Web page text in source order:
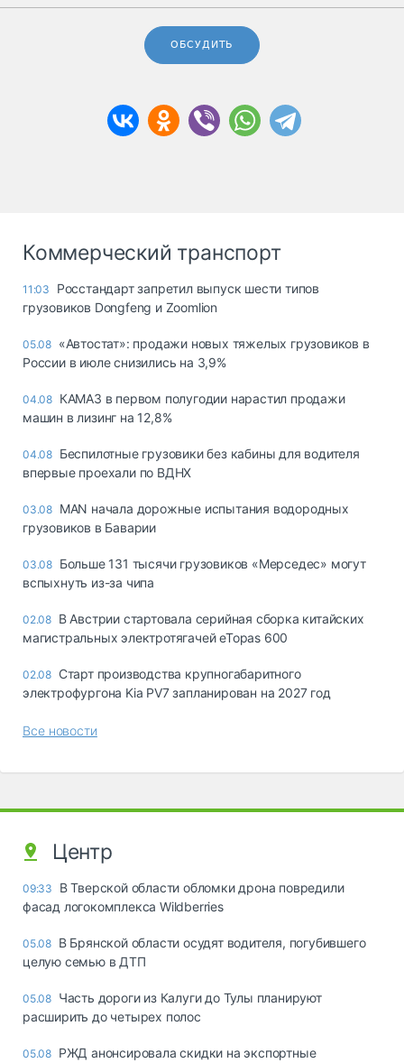
ОБСУДИТЬ
Коммерческий транспорт
11:03
Росстандарт запретил выпуск шести типов
грузовиков Dongfeng и Zoomlion
05.08 «Автостат»: продажи новых тяжелых грузовиков в
России в июле снизились на 3,9%
04.08 КАМАЗ в первом полугодии нарастил продажи
машин в лизинг на 12,8%
04.08 Беспилотные грузовики без кабины для водителя
впервые проехали по ВДНХ
03.08 MAN начала дорожные испытания водородных
грузовиков в Баварии
03.08 Больше 131 тысячи грузовиков «Мерседес» могут
вспыхнуть из-за чипа
02.08 В Австрии стартовала серийная сборка китайских
магистральных электротягачей eTopas 600
02.08 Старт производства крупногабаритного
электрофургона Kia PV7 запланирован на 2027 год
Все новости
Центр
09:33
В Тверской области обломки дрона повредили
фасад логокомплекса Wildberries
05.08 В Брянской области осудят водителя, погубившего
целую семью в ДТП
05.08 Часть дороги из Калуги до Тулы планируют
расширить до четырех полос
05.08 РЖД анонсировала скидки на экспортные